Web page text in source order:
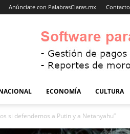
Anúnciate con PalabrasClaras.mx Contacto
ECONOMÍA CULTURA
si defendemos a Putin y a Netanyahu”